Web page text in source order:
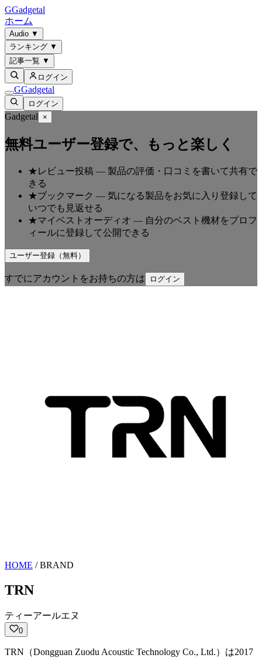
GGadgetal
ホーム
Audio ▼
ランキング ▼
記事一覧 ▼
ログイン
GGadgetal
ログイン
Gadgetal ×
無料ユーザー登録で、もっと楽しく
★レビュー投稿 — 製品の評価・口コミを書いて共有で
きる
★ブックマーク — 気になる製品をお気に入り登録して
いつでも見返せる
★マイベストオーディオ — 自分のベスト機材をプロフ
ィールに登録して公開できる
ユーザー登録（無料）
すでにアカウントをお持ちの方は ログイン
HOME / BRAND
TRN
ティーアールエヌ
0
TRN（Dongguan Zuodu Acoustic Technology Co., Ltd.）は2017